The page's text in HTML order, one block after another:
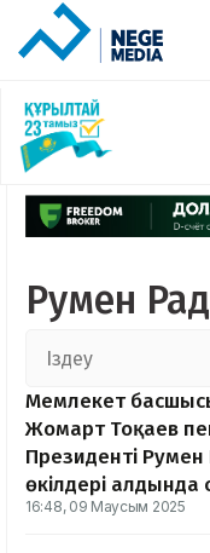
Румен
Мемлекет
Жомарт Тоқаев
Президенті Румен
өкілдері алдында
16:48, 09 Маусым 2025